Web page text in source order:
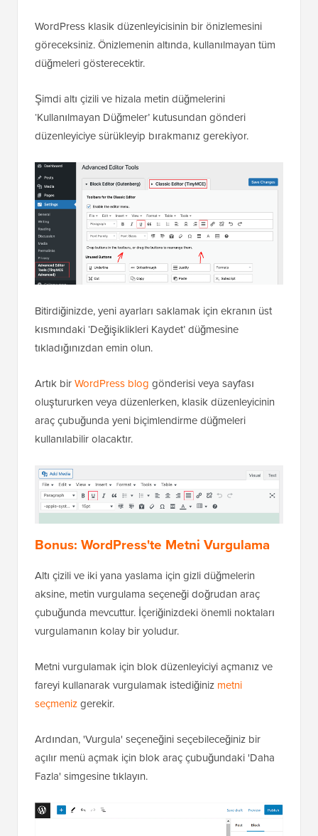
WordPress klasik düzenleyicisinin bir önizlemesini
göreceksiniz. Önizlemenin altında, kullanılmayan tüm
düğmeleri gösterecektir.
Şimdi altı çizili ve hizala metin düğmelerini
‘Kullanılmayan Düğmeler’ kutusundan gönderi
düzenleyiciye sürükleyip bırakmanız gerekiyor.
Bitirdiğinizde, yeni ayarları saklamak için ekranın üst
kısmındaki ‘Değişiklikleri Kaydet’ düğmesine
tıkladığınızdan emin olun.
Artık birWordPress blog gönderisi veya sayfası
oluştururken veya düzenlerken, klasik düzenleyicinin
araç çubuğunda yeni biçimlendirme düğmeleri
kullanılabilir olacaktır.
Bonus: WordPress'te Metni Vurgulama
Altı çizili ve iki yana yaslama için gizli düğmelerin
aksine, metin vurgulama seçeneği doğrudan araç
çubuğunda mevcuttur. İçeriğinizdeki önemli noktaları
vurgulamanın kolay bir yoludur.
Metni vurgulamak için blok düzenleyiciyi açmanız ve
fareyi kullanarak vurgulamak istediğiniz metni
seçmenizgerekir.
Ardından, 'Vurgula' seçeneğini seçebileceğiniz bir
açılır menü açmak için blok araç çubuğundaki 'Daha
Fazla' simgesine tıklayın.